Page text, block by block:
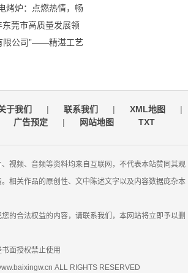
烤炉：点燃热情，畅
莞市高质量发展领
限公司”——精湛工艺
于我们 | 联系我们 | XML地图
|
广告预定 | 网站地图 TXT
视频、音频等资料均来自互联网，不代表本站赞同其观
相关作品的原创性、文中陈述文字以及内容数据庞杂本
的合法权益的内容，请联系我们，本网站将立即予以删
面授权禁止使用
ALL RIGHTS RESERVED